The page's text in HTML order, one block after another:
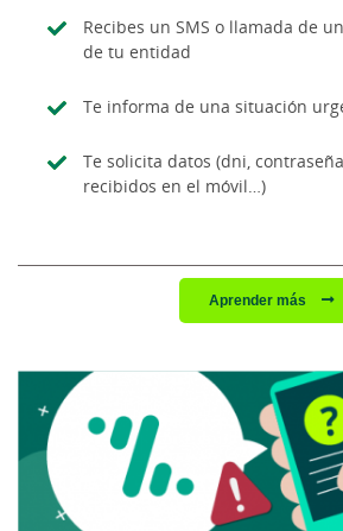
Recibes un SMS o llamada de
de tu entidad
Te informa de una situación
Te solicita datos (dni,
recibidos en el móvil…)
Aprender más